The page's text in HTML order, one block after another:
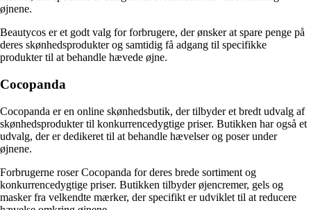
øjnene.
Beautycos er et godt valg for forbrugere, der ønsker at spare penge på
deres skønhedsprodukter og samtidig få adgang til specifikke
produkter til at behandle hævede øjne.
Cocopanda
Cocopanda er en online skønhedsbutik, der tilbyder et bredt udvalg af
skønhedsprodukter til konkurrencedygtige priser. Butikken har også et
udvalg, der er dedikeret til at behandle hævelser og poser under
øjnene.
Forbrugerne roser Cocopanda for deres brede sortiment og
konkurrencedygtige priser. Butikken tilbyder øjencremer, gels og
masker fra velkendte mærker, der specifikt er udviklet til at reducere